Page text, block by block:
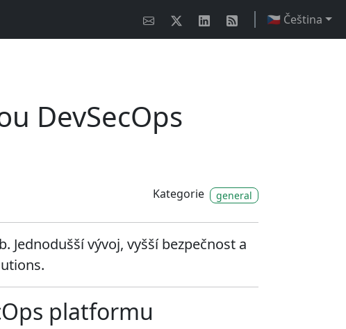
🇨🇿 Čeština
DevSecOps
Kategorie general
Jednodušší vývoj, vyšší bezpečnost a
platformu